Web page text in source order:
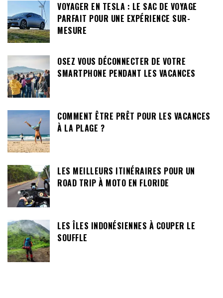
VOYAGER EN TESLA : LE SAC DE VOYAGE
PARFAIT POUR UNE EXPÉRIENCE SUR-
MESURE
OSEZ VOUS DÉCONNECTER DE VOTRE
SMARTPHONE PENDANT LES VACANCES
COMMENT ÊTRE PRÊT POUR LES VACANCES
À LA PLAGE ?
LES MEILLEURS ITINÉRAIRES POUR UN
ROAD TRIP À MOTO EN FLORIDE
LES ÎLES INDONÉSIENNES À COUPER LE
SOUFFLE